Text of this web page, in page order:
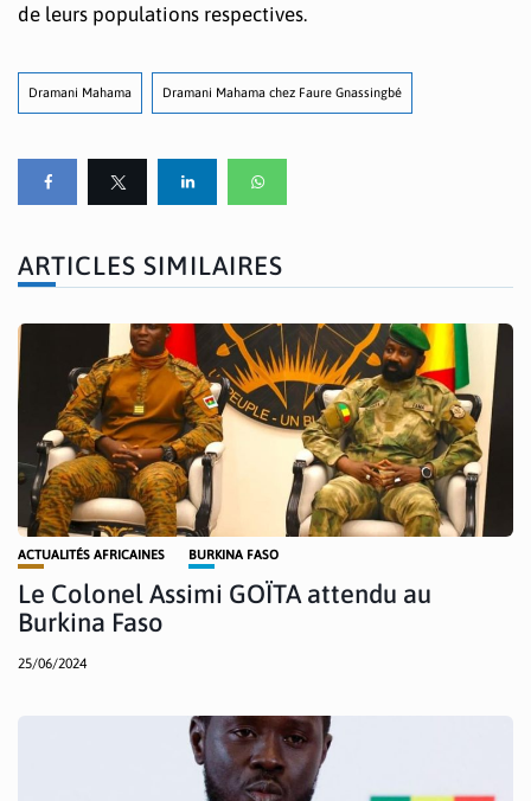
de leurs populations respectives.
Dramani Mahama Dramani Mahama chez Faure Gnassingbé
ARTICLES SIMILAIRES
ACTUALITÉS AFRICAINES BURKINA FASO
Le Colonel Assimi GOÏTA attendu au
Burkina Faso
25/06/2024